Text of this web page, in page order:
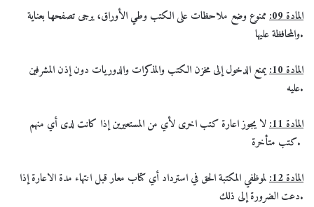
المادة 09:
ممنوع وضع ملاحظات على الكتب وطي الأوراق، يرجى تصفحها بعناية
والمحافظة عليها.
المادة 10:
يمنع الدخول إلى مخزن الكتب والمذكرات والدوريات دون إذن المشرفين
عليه.
المادة 11:
لا يجوز اعارة كتب اخرى لأي من المستعيرين إذا كانت لدى أي منهم
كتب متأخرة.
المادة 12:
لموظفي المكتبة الحق في استرداد أي كتاب معار قبل انتهاء مدة الاعارة إذا
دعت الضرورة إلى ذلك.